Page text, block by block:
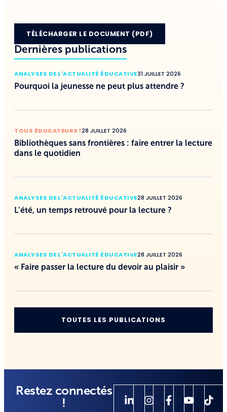
TÉLÉCHARGER LE DOCUMENT (PDF)
Dernières publications
ANALYSES DE L'ACTUALITÉ ÉDUCATIVE31 JUILLET 2026
Pourquoi la jeunesse ne peut plus attendre ?
TOUS ÉDUCATEURS !28 JUILLET 2026
Bibliothèques sans frontières : faire entrer la lecture
dans le quotidien
ANALYSES DE L'ACTUALITÉ ÉDUCATIVE28 JUILLET 2026
L’été, un temps retrouvé pour la lecture ?
ANALYSES DE L'ACTUALITÉ ÉDUCATIVE28 JUILLET 2026
« Faire passer la lecture du devoir au plaisir »
TOUTES LES PUBLICATIONS
Restez connectés
!